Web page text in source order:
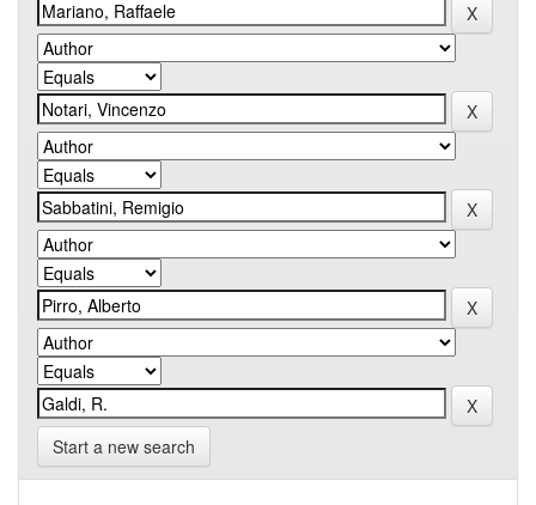
Start a new search